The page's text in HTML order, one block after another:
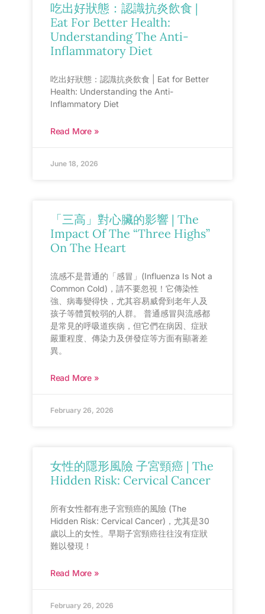
吃出好狀態：認識抗炎飲食 |
Eat For Better Health:
Understanding The Anti-
Inflammatory Diet
吃出好狀態：認識抗炎飲食 | Eat for Better
Health: Understanding the Anti-
Inflammatory Diet
Read More »
June 18, 2026
「三高」對心臟的影響 | The
Impact Of The “Three Highs”
On The Heart
流感不是普通的「感冒」(Influenza Is Not a
Common Cold)，請不要忽視！它傳染性
強、病毒變得快，尤其容易威脅到老年人及
孩子等體質較弱的人群。 普通感冒與流感都
是常見的呼吸道疾病，但它們在病因、症狀
嚴重程度、傳染力及併發症等方面有顯著差
異。
Read More »
February 26, 2026
女性的隱形風險 子宮頸癌 | The
Hidden Risk: Cervical Cancer
所有女性都有患子宮頸癌的風險 (The
Hidden Risk: Cervical Cancer)，尤其是30
歲以上的女性。早期子宮頸癌往往沒有症狀
難以發現！
Read More »
February 26, 2026